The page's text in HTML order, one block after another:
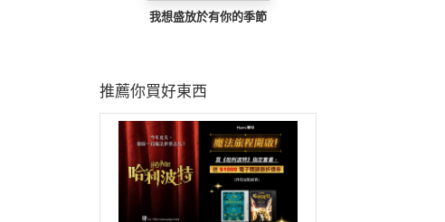
我想盛放於有你的季節
推薦你買好東西